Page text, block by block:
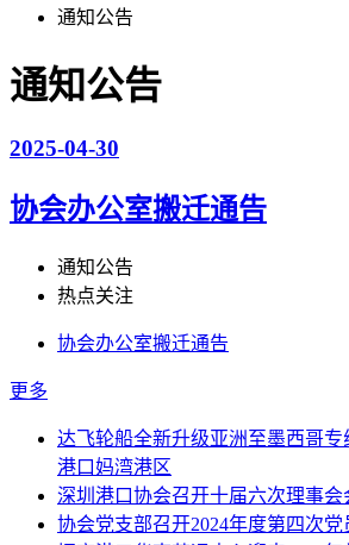
通知公告
通知公告
2025-04-30
协会办公室搬迁通告
通知公告
热点关注
协会办公室搬迁通告
更多
达飞轮船全新升级亚洲至墨西哥
港口妈湾港区
深圳港口协会召开十届六次理事会
协会党支部召开2024年度第四次党